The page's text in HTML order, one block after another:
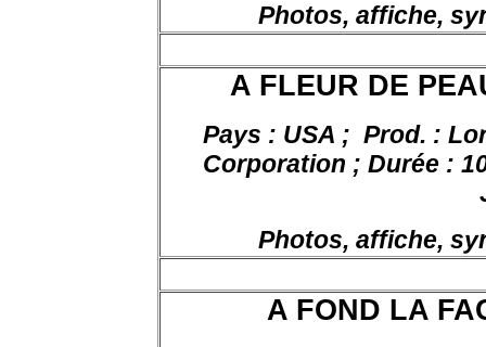
Photos, affiche,
A FLEUR DE
Pays : USA ; Prod. :
Corporation ; Durée :
Photos, affiche,
A FOND LA